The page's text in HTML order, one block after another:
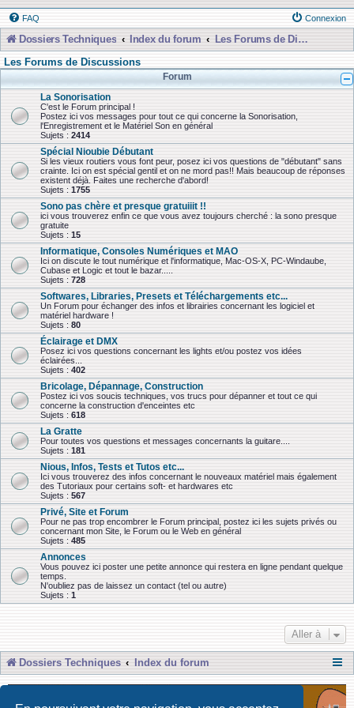
FAQ Connexion
Dossiers Techniques Index du forum
Les Forums de Discussions
Les Forums de Discussions
Forum
La Sonorisation
C'est le Forum principal !
Postez ici vos messages pour tout ce qui concerne la Sonorisation,
l'Enregistrement et le Matériel Son en général
Sujets : 2414
Spécial Nioubie Débutant
Si les vieux routiers vous font peur, posez ici vos questions de "débutant" sans
crainte. Ici on est spécial gentil et on ne mord pas!! Mais beaucoup de réponses
existent déjà. Faites une recherche d'abord!
Sujets : 1755
Sono pas chère et presque gratuiiit !!
ici vous trouverez enfin ce que vous avez toujours cherché : la sono presque
gratuite
Sujets : 15
Informatique, Consoles Numériques et MAO
Ici on discute le tout numérique et l'informatique, Mac-OS-X, PC-Windaube,
Cubase et Logic et tout le bazar.....
Sujets : 728
Softwares, Libraries, Presets et Téléchargements etc...
Un Forum pour échanger des infos et librairies concernant les logiciel et
matériel hardware !
Sujets : 80
Éclairage et DMX
Posez ici vos questions concernant les lights et/ou postez vos idées
éclairées...
Sujets : 402
Bricolage, Dépannage, Construction
Postez ici vos soucis techniques, vos trucs pour dépanner et tout ce qui
concerne la construction d'enceintes etc
Sujets : 618
La Gratte
Pour toutes vos questions et messages concernants la guitare....
Sujets : 181
Nious, Infos, Tests et Tutos etc...
Ici vous trouverez des infos concernant le nouveaux matériel mais également
des Tutoriaux pour certains soft- et hardwares etc
Sujets : 567
Privé, Site et Forum
Pour ne pas trop encombrer le Forum principal, postez ici les sujets privés ou
concernant mon Site, le Forum ou le Web en général
Sujets : 485
Annonces
Vous pouvez ici poster une petite annonce qui restera en ligne pendant quelque
temps.
N'oubliez pas de laissez un contact (tel ou autre)
Sujets : 1
Aller à
Dossiers Techniques Index du forum